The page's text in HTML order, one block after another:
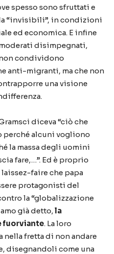
spesso sono sfruttati e
“invisibili”, in condizioni
ed economica. E infine
disimpegnati,
condividono
anti-migranti, ma che non
una visione
diceva “ciò che
perché alcuni vogliono
la massa degli uomini
fare,…”. Ed è proprio
faire che papa
protagonisti del
la “globalizzazione
già detto, la
fuorviante. La loro
fretta di non andare
disegnandoli come una